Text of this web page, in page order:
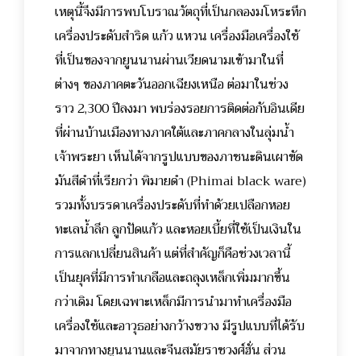
เหตุนี้จึงมีการพบโบราณวัตถุที่เป็นกลองมโหระทึก
เครื่องประดับสำริด แก้ว แหวน เครื่องมือเครื่องใช้
ที่เป็นของจากยูนนานผ่านเวียดนามเข้ามาในที่
ต่างๆ ของภาคตะวันออกเฉียงเหนือ ต่อมาในช่วง
ราว 2,300 ปีลงมา พบร่องรอยการติดต่อกับอินเดีย
ที่ผ่านบ้านเมืองทางภาคใต้และภาคกลางในลุ่มน้ำ
เจ้าพระยา เห็นได้จากรูปแบบของภาชนะดินเผาขัด
มันสีดำที่เรียกว่า พิมายดำ (Phimai black ware)
รวมทั้งบรรดาเครื่องประดับที่ทำด้วยเปลือกหอย
ทะเลน้ำลึก ลูกปัดแก้ว และหอยเบี้ยที่ใช้เป็นเงินใน
การแลกเปลี่ยนสินค้า แต่ที่สำคัญก็คือช่วงเวลานี้
เป็นยุคที่มีการทำเกลือและถลุงเหล็กเพิ่มมากขึ้น
กว่าเดิม โดยเฉพาะเหล็กมีการนำมาทำเครื่องมือ
เครื่องใช้และอาวุธอย่างกว้างขวาง มีรูปแบบที่ได้รับ
มาจากทางยูนนานและจีนสมัยราชวงศ์ฮั่น ส่วน